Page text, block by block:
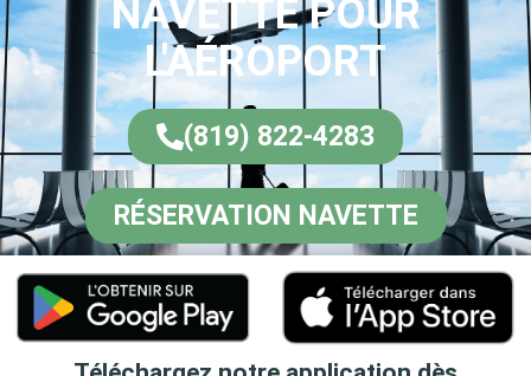
NAVETTE POUR
L'AÉROPORT
(819) 822-4283
RÉSERVATION NAVETTE